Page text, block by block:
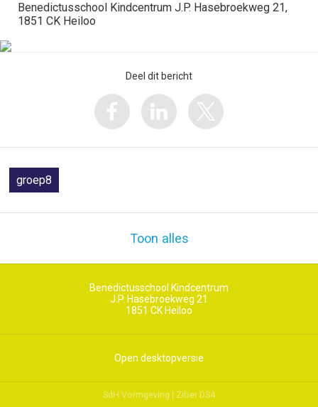
Benedictusschool Kindcentrum J.P. Hasebroekweg 21,
1851 CK Heiloo
Deel dit bericht
groep8
Toon alles
Benedictusschool Kindcentrum
J.P. Hasebroekweg 21
1851 CK Heiloo
Open desktopversie
SdH Vormgeving | Ziber DS4